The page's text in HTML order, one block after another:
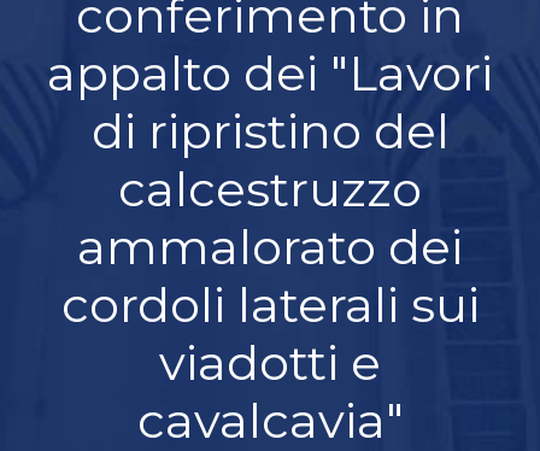
conferimento in
appalto dei "Lavori
di ripristino del
calcestruzzo
ammalorato dei
cordoli laterali sui
viadotti e
cavalcavia"